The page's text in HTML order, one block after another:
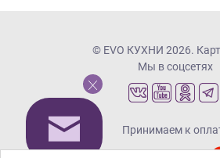
© EVO КУХНИ 2026.
Мы в соцсетях
Принимаем к